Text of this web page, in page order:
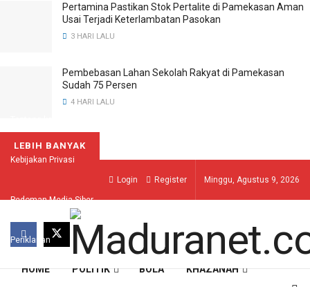
Pertamina Pastikan Stok Pertalite di Pamekasan Aman
Usai Terjadi Keterlambatan Pasokan
3 HARI LALU
Pembebasan Lahan Sekolah Rakyat di Pamekasan
Sudah 75 Persen
4 HARI LALU
LEBIH BANYAK
Kebijakan Privasi
Pedoman Media Siber
Periklanan
Login Register Minggu, Agustus 9, 2026
HOME POLITIK BOLA KHAZANAH